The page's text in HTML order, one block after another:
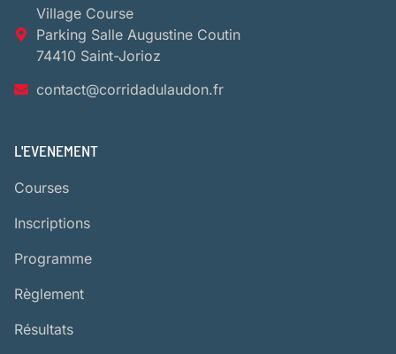
Village Course
Parking Salle Augustine Coutin
74410 Saint-Jorioz
contact@corridadulaudon.fr
L'EVENEMENT
Courses
Inscriptions
Programme
Règlement
Résultats